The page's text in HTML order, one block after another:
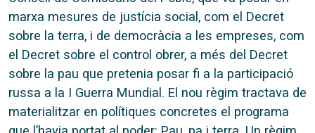
marxa mesures de justícia social, com el Decret
sobre la terra, i de democràcia a les empreses, com
el Decret sobre el control obrer, a més del Decret
sobre la pau que pretenia posar fi a la participació
russa a la I Guerra Mundial. El nou règim tractava de
materialitzar en polítiques concretes el programa